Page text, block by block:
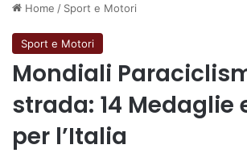
Home / Sport e Motori
Sport e Motori
Mondiali
strada: 14 Medaglie
per l’Italia